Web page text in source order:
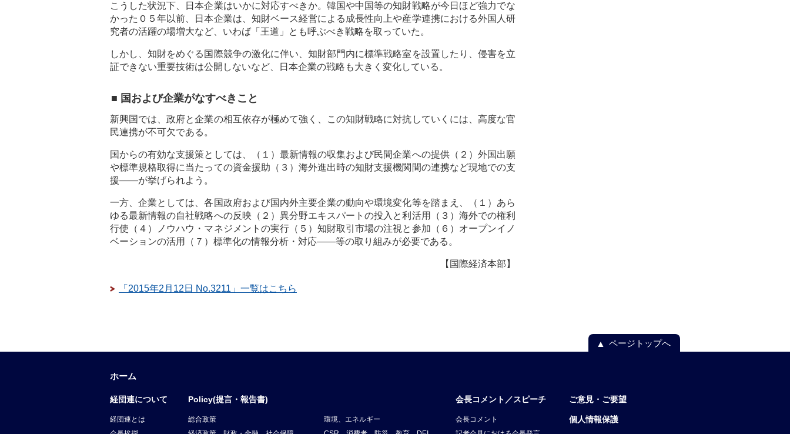
こうした状況下、日本企業はいかに対応すべきか。韓国や中国等の知財戦略が今日ほど強力でな
かった０５年以前、日本企業は、知財ベース経営による成長性向上や産学連携における外国人研
究者の活躍の場増大など、いわば「王道」とも呼ぶべき戦略を取っていた。
しかし、知財をめぐる国際競争の激化に伴い、知財部門内に標準戦略室を設置したり、侵害を立
証できない重要技術は公開しないなど、日本企業の戦略も大きく変化している。
■ 国および企業がなすべきこと
新興国では、政府と企業の相互依存が極めて強く、この知財戦略に対抗していくには、高度な官
民連携が不可欠である。
国からの有効な支援策としては、（１）最新情報の収集および民間企業への提供（２）外国出願
や標準規格取得に当たっての資金援助（３）海外進出時の知財支援機関間の連携など現地での支
援――が挙げられよう。
一方、企業としては、各国政府および国内外主要企業の動向や環境変化等を踏まえ、（１）あら
ゆる最新情報の自社戦略への反映（２）異分野エキスパートの投入と利活用（３）海外での権利
行使（４）ノウハウ・マネジメントの実行（５）知財取引市場の注視と参加（６）オープンイノ
ベーションの活用（７）標準化の情報分析・対応――等の取り組みが必要である。
【国際経済本部】
「2015年2月12日 No.3211」一覧はこちら
ページトップへ
ホーム
経団連について
経団連とは
Policy(提言・報告書)
総合政策
環境、エネルギー
会長コメント／スピーチ
会長コメント
ご意見・ご要望
個人情報保護